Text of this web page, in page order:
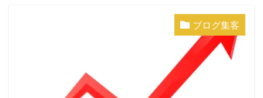
ブログ集客